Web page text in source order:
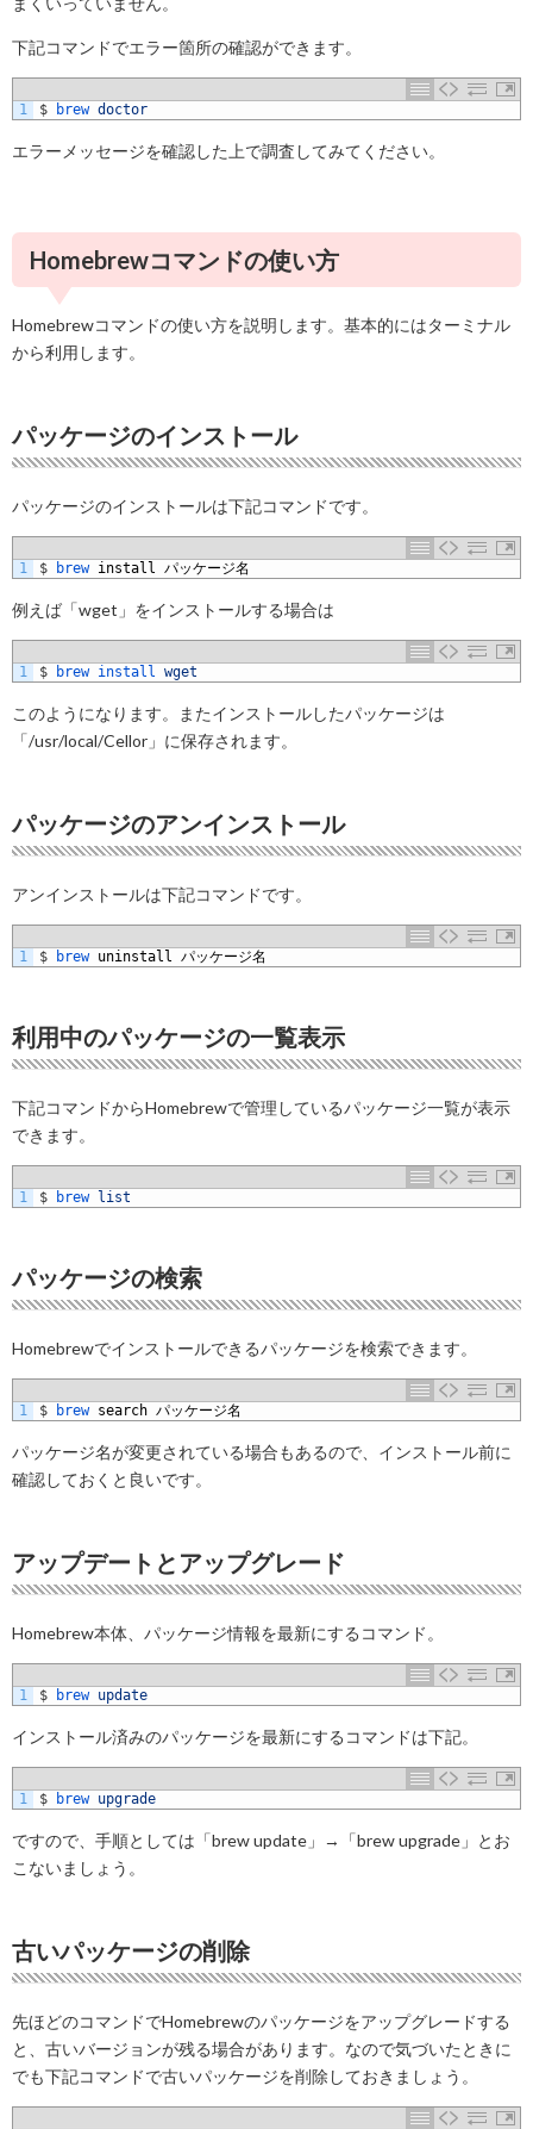
下記コマンドでエラー箇所の確認ができます。
1 $ brew doctor
エラーメッセージを確認した上で調査してみてください。
Homebrewコマンドの使い方
Homebrewコマンドの使い方を説明します。基本的にはターミナル
から利用します。
パッケージのインストール
パッケージのインストールは下記コマンドです。
1 $ brew install パッケージ名
例えば「wget」をインストールする場合は
1 $ brew install wget
このようになります。またインストールしたパッケージは
「/usr/local/Cellor」に保存されます。
パッケージのアンインストール
アンインストールは下記コマンドです。
1 $ brew uninstall パッケージ名
利用中のパッケージの一覧表示
下記コマンドからHomebrewで管理しているパッケージ一覧が表示
できます。
1 $ brew list
パッケージの検索
Homebrewでインストールできるパッケージを検索できます。
1 $ brew search パッケージ名
パッケージ名が変更されている場合もあるので、インストール前に
確認しておくと良いです。
アップデートとアップグレード
Homebrew本体、パッケージ情報を最新にするコマンド。
1 $ brew update
インストール済みのパッケージを最新にするコマンドは下記。
1 $ brew upgrade
ですので、手順としては「brew update」→「brew upgrade」とお
こないましょう。
古いパッケージの削除
先ほどのコマンドでHomebrewのパッケージをアップグレードする
と、古いバージョンが残る場合があります。なので気づいたときに
でも下記コマンドで古いパッケージを削除しておきましょう。